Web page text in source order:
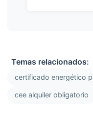
Temas relacionados:
certificado energético
cee alquiler obligatorio